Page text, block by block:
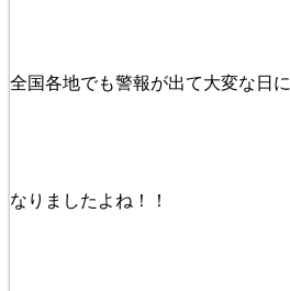
全国各地でも警報が出て大変な日に
なりましたよね！！